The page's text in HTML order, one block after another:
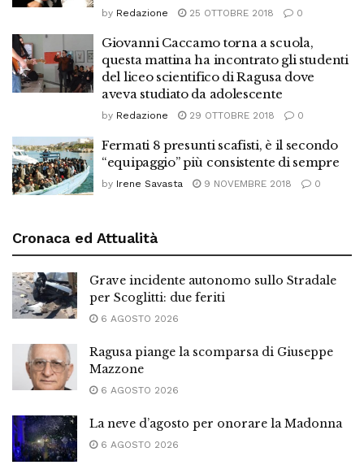
by Redazione 25 OTTOBRE 2018 0
Giovanni Caccamo torna a scuola,
questa mattina ha incontrato gli studenti
del liceo scientifico di Ragusa dove
aveva studiato da adolescente
by Redazione 29 OTTOBRE 2018 0
Fermati 8 presunti scafisti, è il secondo
“equipaggio” più consistente di sempre
by Irene Savasta 9 NOVEMBRE 2018 0
Cronaca ed Attualità
Grave incidente autonomo sullo Stradale
per Scoglitti: due feriti
6 AGOSTO 2026
Ragusa piange la scomparsa di Giuseppe
Mazzone
6 AGOSTO 2026
La neve d’agosto per onorare la Madonna
6 AGOSTO 2026